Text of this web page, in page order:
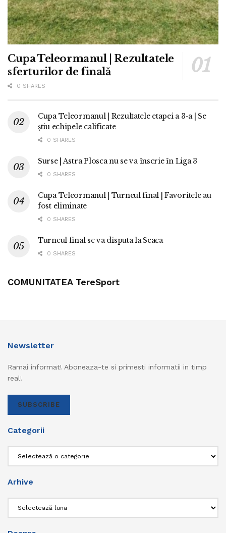
Cupa Teleormanul | Rezultatele
sferturilor de finală
0 SHARES
Cupa Teleormanul | Rezultatele etapei a 3-a | Se
știu echipele calificate
0 SHARES
Surse | Astra Plosca nu se va înscrie în Liga 3
0 SHARES
Cupa Teleormanul | Turneul final | Favoritele au
fost eliminate
0 SHARES
Turneul final se va disputa la Seaca
0 SHARES
COMUNITATEA TereSport
Newsletter
Ramai informat! Aboneaza-te si primesti informatii in timp
real!
SUBSCRIBE
Categorii
Arhive